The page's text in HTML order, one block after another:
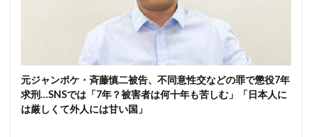
元ジャンポケ・斉藤慎二被告、不同意性交などの罪で懲役7年
求刑…SNSでは「7年？被害者は何十年も苦しむ」「日本人に
は厳しくて外人には甘い国」